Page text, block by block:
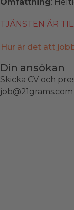
Omfattning:
TJÄNSTEN ÄR
Hur är det att
Din ansökan
Skicka CV och
job@21grams.com